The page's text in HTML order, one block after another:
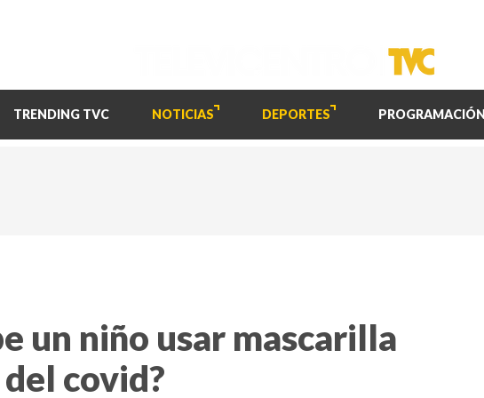
TRENDING TVC NOTICIAS DEPORTES PROGRAMACIÓN
un niño usar mascarilla
covid?